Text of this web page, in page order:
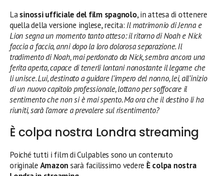
Lasinossi ufficiale del film spagnolo, in attesa di ottenere
quella della versione inglese, recita: Il matrimonio di Jenna e
Lion segna un momento tanto atteso: il ritorno di Noah e Nick
faccia a faccia, anni dopo la loro dolorosa separazione. Il
tradimento di Noah, mai perdonato da Nick, sembra ancora una
ferita aperta, capace di tenerli lontani nonostante il legame che
li unisce. Lui, destinato a guidare l’impero del nonno, lei, all’inizio
di un nuovo capitolo professionale, lottano per soffocare il
sentimento che non si è mai spento. Ma ora che il destino li ha
riuniti, sarà l’amore a prevalere sul risentimento?
È colpa nostra Londra streaming
Poiché tutti i film di Culpables sono un contenuto
originale Amazonsarà facilissimo vedere È colpa nostra